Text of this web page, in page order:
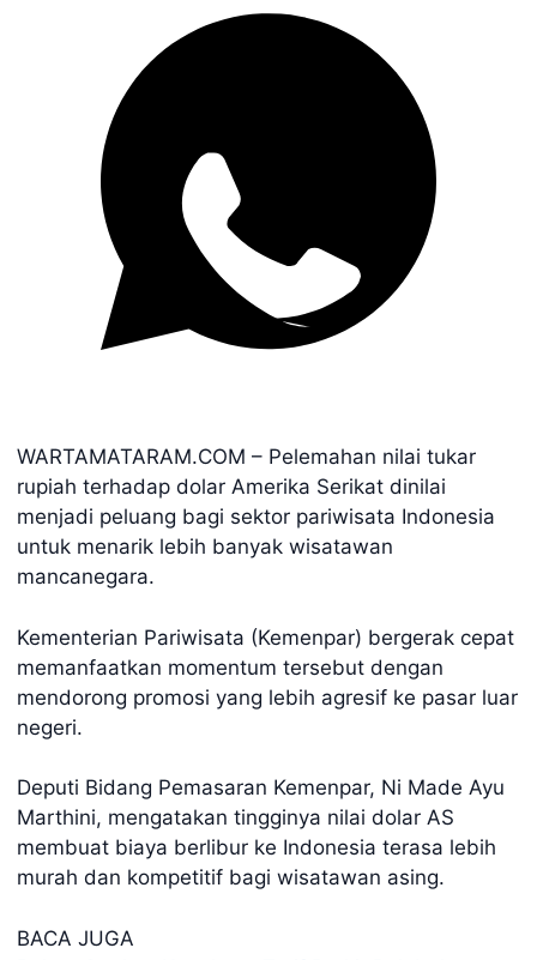
WARTAMATARAM.COM – Pelemahan nilai tukar
rupiah terhadap dolar Amerika Serikat dinilai
menjadi peluang bagi sektor pariwisata Indonesia
untuk menarik lebih banyak wisatawan
mancanegara.
Kementerian Pariwisata (Kemenpar) bergerak cepat
memanfaatkan momentum tersebut dengan
mendorong promosi yang lebih agresif ke pasar luar
negeri.
Deputi Bidang Pemasaran Kemenpar, Ni Made Ayu
Marthini, mengatakan tingginya nilai dolar AS
membuat biaya berlibur ke Indonesia terasa lebih
murah dan kompetitif bagi wisatawan asing.
BACA JUGA